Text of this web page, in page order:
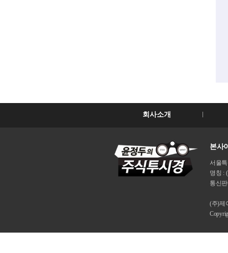
회사소개
본사
서울
명칭 :
통신
(주)제